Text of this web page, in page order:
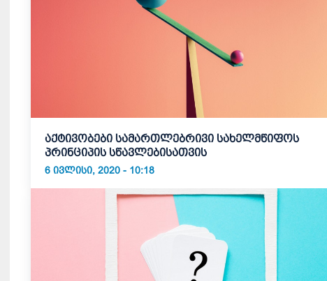
აქტივობები სამართლებრივი სახელმწიფოს
პრინციპის სწავლებისათვის
6 ᲘᲕᲚᲘᲡᲘ, 2020 - 10:18